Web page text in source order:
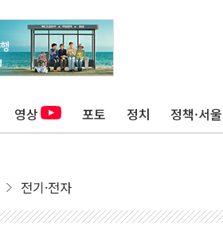
영상 포토 정치 정책·서울
전기·전자